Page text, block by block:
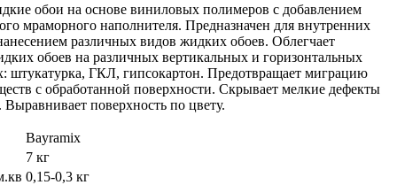
обои на основе виниловых полимеров с добавлением
мраморного наполнителя. Предназначен для внутренних
различных видов жидких обоев. Облегчает
обоев на различных вертикальных и горизонтальных
штукатурка, ГКЛ, гипсокартон. Предотвращает миграцию
с обработанной поверхности. Скрывает мелкие дефекты
Выравнивает поверхность по цвету.
Bayramix
7 кг
0,15-0,3 кг